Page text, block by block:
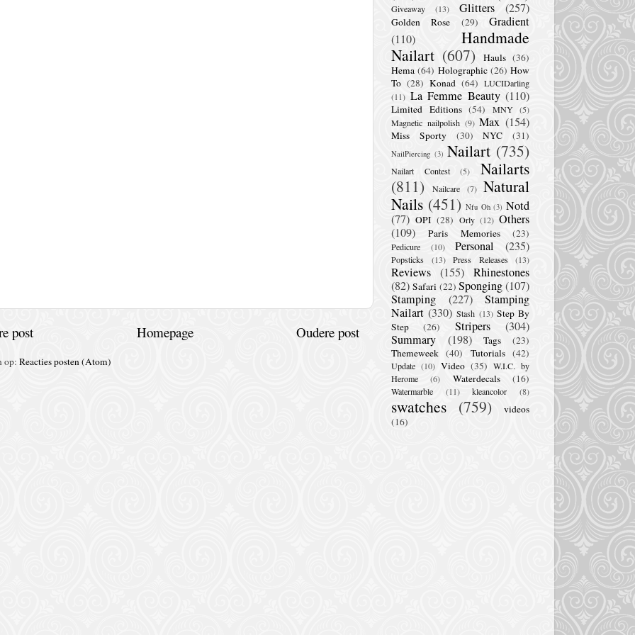
post Oudere post
Homepage
op: Reacties posten (Atom)
Giveaway (13) Glitters (257)
Golden Rose (29)
Gradient
(110)
Handmade
Nailart (607) Hauls (36)
Hema (64) Holographic (26) How
To (28) Konad (64) LUCIDarling
(11) La Femme Beauty (110)
Limited Editions (54) MNY (5)
Magnetic nailpolish (9) Max (154)
Miss Sporty (30) NYC (31)
NailPiercing (3) Nailart (735)
Nailart Contest (5)
Nailarts
(811)
Nailcare (7) Natural
Nails (451) Nfu Oh (3) Notd
(77) OPI (28) Orly (12) Others
(109)
Paris Memories (23)
Pedicure (10) Personal (235)
Popsticks (13) Press Releases (13)
Reviews (155) Rhinestones
(82) Safari (22) Sponging(107)
Stamping
(227)
Stamping
Nailart (330) Stash (13) Step By
Step
(26) Stripers
(304)
Summary
(198) Tags
(23)
Themeweek (40) Tutorials (42)
Update (10) Video (35) W.I.C. by
Herome
(6) Waterdecals (16)
Watermarble (11) kleancolor (8)
swatches (759)
videos
(16)